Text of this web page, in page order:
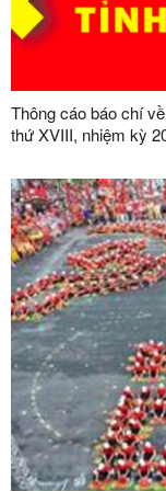
Thông cáo báo chí
thứ XVIII, nhiệm kỳ